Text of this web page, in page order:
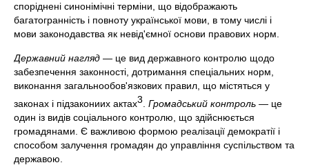
споріднені синонімічні терміни, що відображають
багатогранність і повноту української мови, в тому числі і
мови законодавства як невід'ємної основи правових норм.
Державний нагляд — це вид державного контролю щодо
забезпечення законності, дотримання спеціальних норм,
виконання загальнообов'язкових правил, що містяться у
законах і підзакониих актах3 Громадський контроль — це
один із видів соціального контролю, що здійснюється
громадянами. Є важливою формою реалізації демократії і
способом залучення громадян до управління суспільством та
державою.